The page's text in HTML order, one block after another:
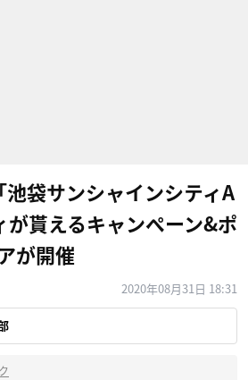
池袋サンシャインシティA
が貰えるキャンペーン&ポ
が開催
2020年08月31日 18:31